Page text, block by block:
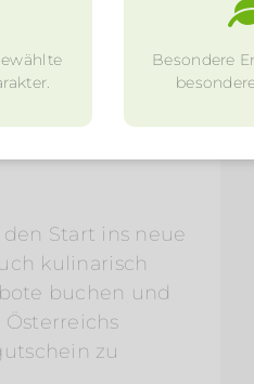
Start ins neue
kulinarisch
buchen und
zu
Besondere